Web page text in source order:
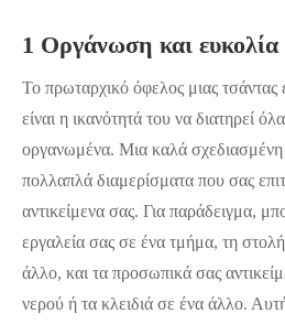
1 Οργάνωση και ευκολία
Το πρωταρχικό όφελος μιας
είναι η ικανότητά του να διατηρεί
οργανωμένα. Μια καλά σχεδιασμένη
πολλαπλά διαμερίσματα που σας
αντικείμενα σας. Για παράδειγμα,
εργαλεία σας σε ένα τμήμα, τη
άλλο, και τα προσωπικά σας
νερού ή τα κλειδιά σε ένα άλλο.